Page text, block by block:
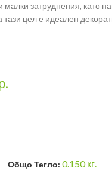
малки затруднения, като
цел е идеален
Общо Тегло: 0.150кг.